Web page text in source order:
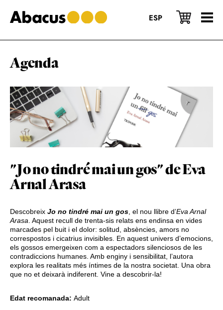
to
main
to
primary
to
footer
ESP
Agenda
"Jo no tindré mai un gos" de Eva
Arnal Arasa
Descobreix Jo no tindré mai un gos, el nou llibre d’Eva Arnal
Arasa. Aquest recull de trenta-sis relats ens endinsa en vides
marcades pel buit i el dolor: solitud, absències, amors no
correspostos i cicatrius invisibles. En aquest univers d’emocions,
els gossos emergeixen com a espectadors silenciosos de les
contradiccions humanes. Amb enginy i sensibilitat, l’autora
explora les realitats més íntimes de la nostra societat. Una obra
que no et deixarà indiferent. Vine a descobrir-la!
Edat recomanada: Adult